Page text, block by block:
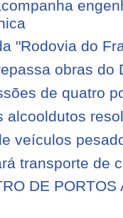
"Rodovia do
obras do
de quatro
alcooldutos
veículos
transporte de
DE